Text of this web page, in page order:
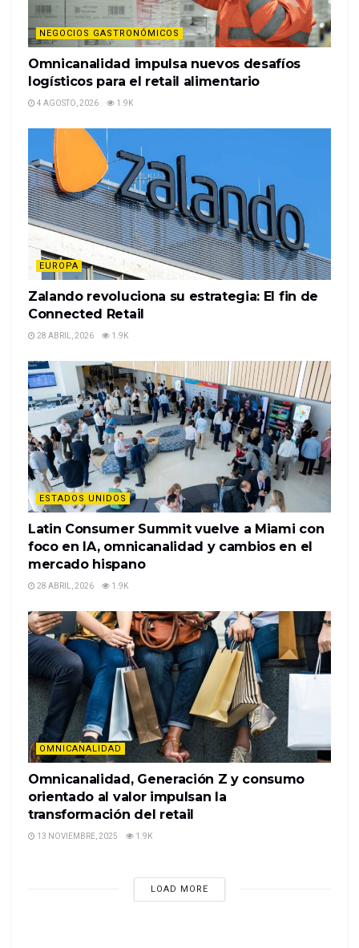
NEGOCIOS GASTRONÓMICOS
Omnicanalidad impulsa nuevos desafíos
logísticos para el retail alimentario
4 AGOSTO, 2026 1.9K
EUROPA
Zalando revoluciona su estrategia: El fin de
Connected Retail
28 ABRIL, 2026 1.9K
ESTADOS UNIDOS
Latin Consumer Summit vuelve a Miami con
foco en IA, omnicanalidad y cambios en el
mercado hispano
28 ABRIL, 2026 1.9K
OMNICANALIDAD
Omnicanalidad, Generación Z y consumo
orientado al valor impulsan la
transformación del retail
13 NOVIEMBRE, 2025 1.9K
LOAD MORE